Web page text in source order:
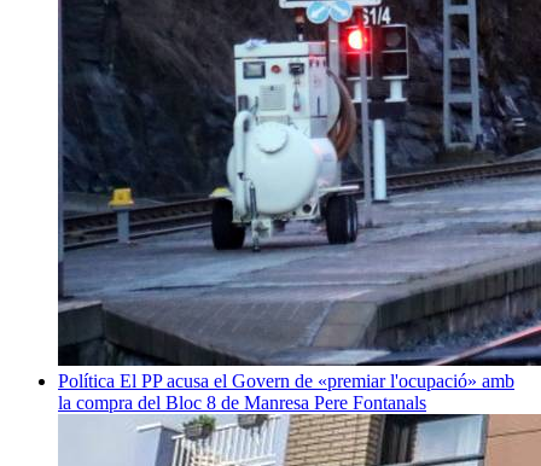
Política El PP acusa el Govern de «premiar l'ocupació» amb
la compra del Bloc 8 de Manresa Pere Fontanals